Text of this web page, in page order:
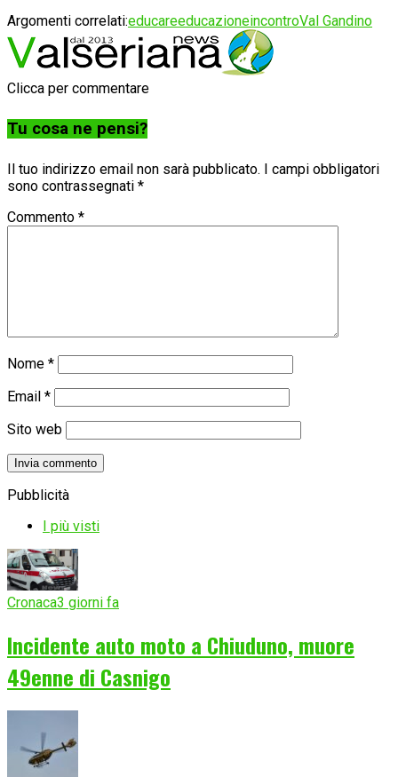
Argomenti correlati:educareeducazioneincontroVal Gandino
Clicca per commentare
Tu cosa ne pensi?
Il tuo indirizzo email non sarà pubblicato. I campi obbligatori
sono contrassegnati *
Commento *
Nome *
Email *
Sito web
Pubblicità
I più visti
Cronaca3 giorni fa
Incidente auto moto a Chiuduno, muore
49enne di Casnigo